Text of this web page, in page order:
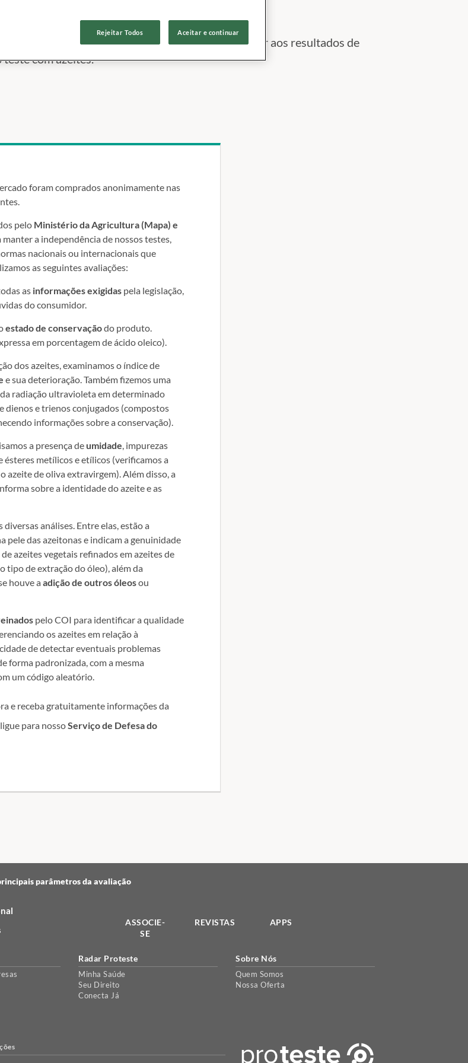
2017
todos os parâmetros que nos ajudaram a chegar aos resultados de
teste com azeites.
foram comprados anonimamente nas
pelo Ministério da Agricultura (Mapa) e
manter a independência de nossos testes,
nacionais ou internacionais que
as seguintes avaliações:
as informações exigidaspela legislação,
do consumidor.
estado de conservaçãodo produto.
em porcentagem de ácido oleico).
dos azeites, examinamos o índice de
e sua deterioração. Também fizemos uma
radiação ultravioleta em determinado
dienos e trienos conjugados (compostos
informações sobre a conservação).
a presença de umidade, impurezas
ésteres metílicos e etílicos (verificamos a
azeite de oliva extravirgem). Além disso, a
sobre a identidade do azeite e as
análises. Entre elas, estão a
pele das azeitonas e indicam a genuinidade
azeites vegetais refinados em azeites de
de extração do óleo), além da
houve a adição de outros óleosou
pelo COI para identificar a qualidade
os azeites em relação à
de detectar eventuais problemas
forma padronizada, com a mesma
um código aleatório.
e receba gratuitamente informações da
para nossoServiço de Defesa do
parâmetros da avaliação
ASSOCIE-
SE
REVISTAS APPS
Radar Proteste
Minha Saúde
Seu Direito
Conecta Já
Sobre Nós
Quem Somos
Nossa Oferta
Rejeitar Todos Aceitar e continuar